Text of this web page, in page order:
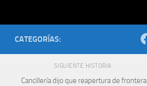
CATEGORÍAS:
SIGUIENTE HISTORIA
Cancillería dijo que reapertura de frontera